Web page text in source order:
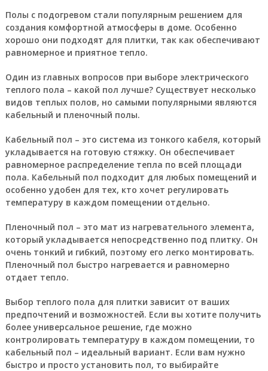
Полы с подогревом стали популярным решением для
создания комфортной атмосферы в доме. Особенно
хорошо они подходят для плитки, так как обеспечивают
равномерное и приятное тепло.
Один из главных вопросов при выборе электрического
теплого пола – какой пол лучше? Существует несколько
видов теплых полов, но самыми популярными являются
кабельный и пленочный полы.
Кабельный пол – это система из тонкого кабеля, который
укладывается на готовую стяжку. Он обеспечивает
равномерное распределение тепла по всей площади
пола. Кабельный пол подходит для любых помещений и
особенно удобен для тех, кто хочет регулировать
температуру в каждом помещении отдельно.
Пленочный пол – это мат из нагревательного элемента,
который укладывается непосредственно под плитку. Он
очень тонкий и гибкий, поэтому его легко монтировать.
Пленочный пол быстро нагревается и равномерно
отдает тепло.
Выбор теплого пола для плитки зависит от ваших
предпочтений и возможностей. Если вы хотите получить
более универсальное решение, где можно
контролировать температуру в каждом помещении, то
кабельный пол – идеальный вариант. Если вам нужно
быстро и просто установить пол, то выбирайте